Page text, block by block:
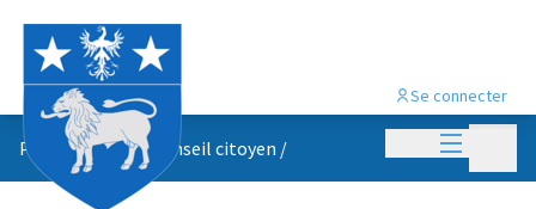
Menu
Se connecter
Propositions du conseil citoyen /